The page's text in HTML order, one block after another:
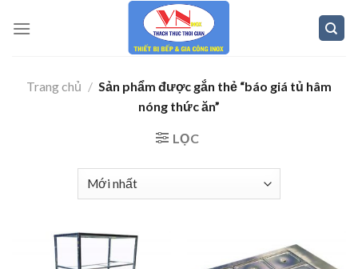
Trang chủ / Sản phẩm được gắn thẻ “báo giá tủ hâm
nóng thức ăn”
LỌC